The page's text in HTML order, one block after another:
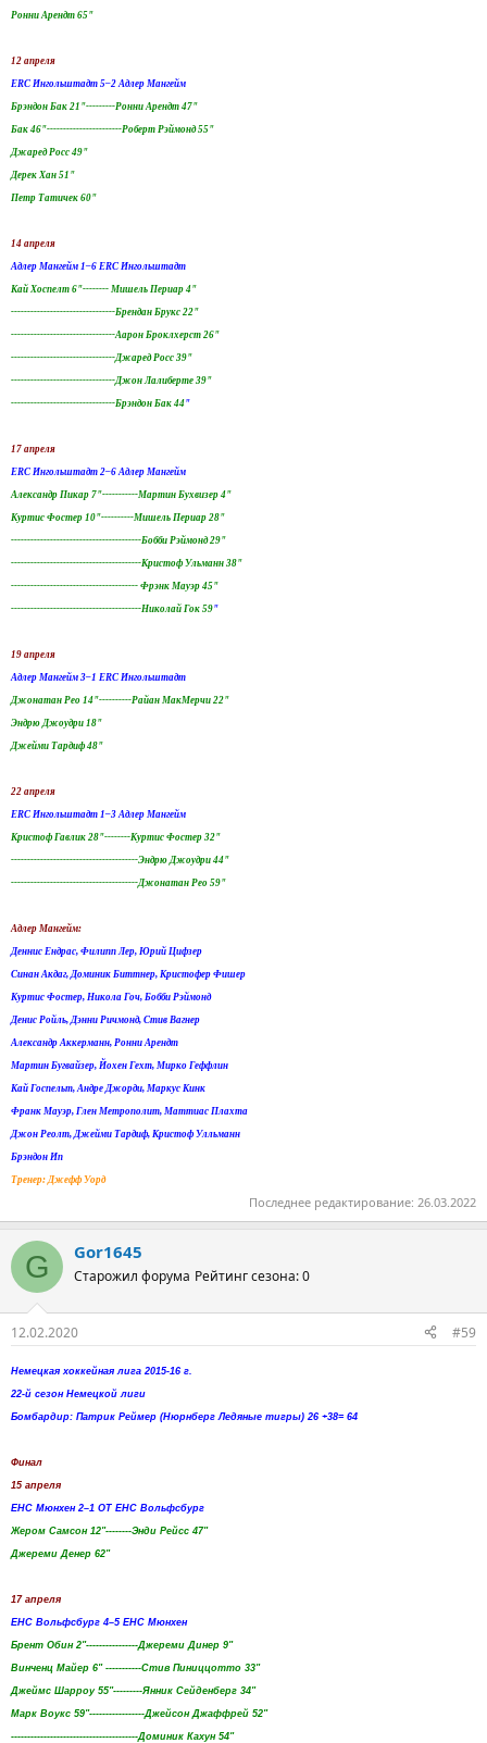
Ронни Арендт 65"
12 апреля
ERC Ингольштадт 5–2 Адлер Мангейм
Брэндон Бак 21"---------Ронни Арендт 47"
Бак 46"-----------------------Роберт Рэймонд 55"
Джаред Росс 49"
Дерек Хан 51"
Петр Татичек 60"
14 апреля
Адлер Мангейм 1–6 ERC Ингольштадт
Кай Хоспелт 6"-------- Мишель Периар 4"
--------------------------------Брендан Брукс 22"
--------------------------------Аарон Броклхерст 26"
--------------------------------Джаред Росс 39"
--------------------------------Джон Лалиберте 39"
--------------------------------Брэндон Бак 44"
17 апреля
ERC Ингольштадт 2–6 Адлер Мангейм
Александр Пикар 7"-----------Мартин Бухвизер 4"
Куртис Фостер 10"----------Мишель Периар 28"
----------------------------------------Бобби Рэймонд 29"
----------------------------------------Кристоф Ульманн 38"
--------------------------------------- Фрэнк Мауэр 45"
----------------------------------------Николай Гок 59"
19 апреля
Адлер Мангейм 3–1 ERC Ингольштадт
Джонатан Рео 14"----------Райан МакМерчи 22"
Эндрю Джоудри 18"
Джейми Тардиф 48"
22 апреля
ERC Ингольштадт 1–3 Aдлер Мангейм
Кристоф Гавлик 28"--------Куртис Фостер 32"
---------------------------------------Эндрю Джоудри 44"
---------------------------------------Джонатан Рео 59"
Адлер Мангейм:
Деннис Ендрас, Филипп Лер, Юрий Цифзер
Синан Акдаг, Доминик Биттнер, Кристофер Фишер
Куртис Фостер, Никола Гоч, Бобби Рэймонд
Денис Ройль, Дэнни Ричмонд, Стив Вагнер
Александр Аккерманн, Ронни Арендт
Мартин Бугвайзер, Йохен Гехт, Мирко Геффлин
Кай Госпельт, Андре Джорди, Маркус Кинк
Франк Мауэр, Глен Метрополит, Маттиас Плахта
Джон Реолт, Джейми Тардиф, Кристоф Улльманн
Брэндон Ип
Тренер: Джефф Уорд
Последнее редактирование: 26.03.2022
G Gor1645
Старожил форума Рейтинг сезона: 0
12.02.2020 #59
Немецкая хоккейная лига 2015-16 г.
22-й сезон Немецкой лиги
Бомбардир: Патрик Реймер (Нюрнберг Ледяные тигры) 26 +38= 64
Финал
15 апреля
EHC Мюнхен 2–1 OT EHC Вольфсбург
Жером Самсон 12"--------Энди Рейсс 47"
Джереми Денер 62"
17 апреля
EHC Вольфсбург 4–5 EHC Мюнхен
Брент Обин 2"----------------Джереми Динер 9"
Винченц Майер 6" -----------Стив Пиниццотто 33"
Джеймс Шарроу 55"---------Янник Сейденберг 34"
Марк Воукс 59"-----------------Джейсон Джаффрей 52"
---------------------------------------Доминик Кахун 54"